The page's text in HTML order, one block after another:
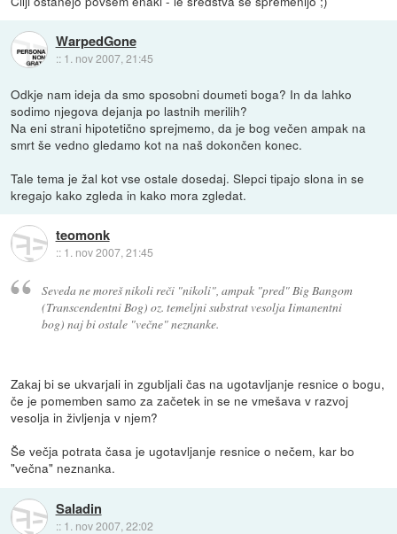
WarpedGone
:: 1. nov 2007, 21:45
Odkje nam ideja da smo sposobni doumeti boga? In da lahko
sodimo njegova dejanja po lastnih merilih?
Na eni strani hipotetično sprejmemo, da je bog večen ampak na
smrt še vedno gledamo kot na naš dokončen konec.
Tale tema je žal kot vse ostale dosedaj. Slepci tipajo slona in se
kregajo kako zgleda in kako mora zgledat.
teomonk
:: 1. nov 2007, 21:45
Seveda ne moreš nikoli reči "nikoli", ampak "pred" Big Bangom
(Transcendentni Bog) oz. temeljni substrat vesolja Iimanentni
bog) naj bi ostale "večne" neznanke.
Zakaj bi se ukvarjali in zgubljali čas na ugotavljanje resnice o bogu,
če je pomemben samo za začetek in se ne vmešava v razvoj
vesolja in življenja v njem?
Še večja potrata časa je ugotavljanje resnice o nečem, kar bo
"večna" neznanka.
Saladin
:: 1. nov 2007, 22:02